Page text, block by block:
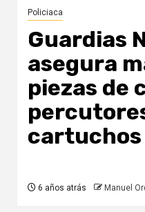
Policiaca
Guardias
asegura
piezas de
cartuchos
6 años atrás Manuel